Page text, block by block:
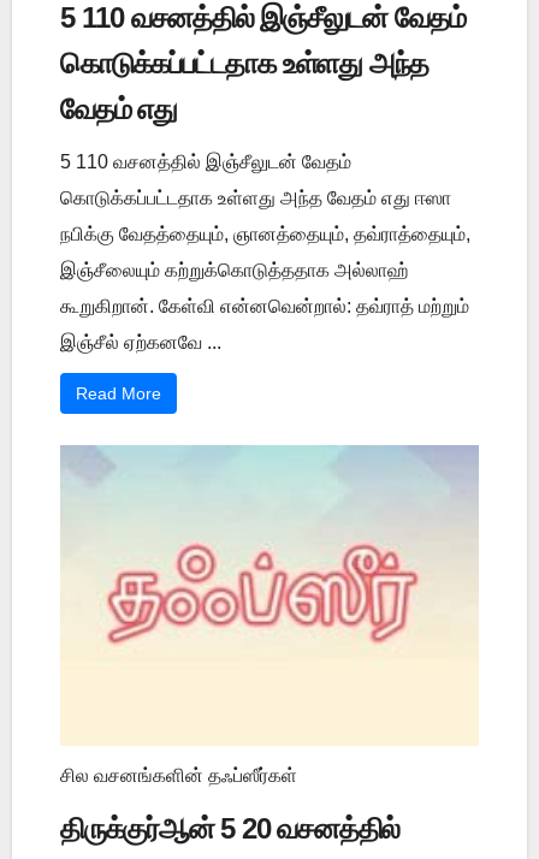
5 110 வசனத்தில் இஞ்சீலுடன் வேதம்
கொடுக்கப்பட்டதாக உள்ளது அந்த
வேதம் எது
5 110 வசனத்தில் இஞ்சீலுடன் வேதம்
கொடுக்கப்பட்டதாக உள்ளது அந்த வேதம் எது ஈஸா
நபிக்கு வேதத்தையும், ஞானத்தையும், தவ்ராத்தையும்,
இஞ்சீலையும் கற்றுக்கொடுத்ததாக அல்லாஹ்
கூறுகிறான். கேள்வி என்னவென்றால்: தவ்ராத் மற்றும்
இஞ்சீல் ஏற்கனவே ...
Read More
சில வசனங்களின் தஃப்ஸீர்கள்
திருக்குர்ஆன் 5 20 வசனத்தில்